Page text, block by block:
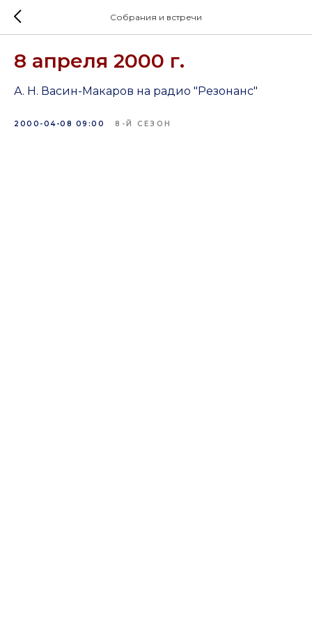
Собрания и встречи
8 апреля 2000 г.
А. Н. Васин-Макаров на радио "Резонанс"
2000-04-08 09:00 8-Й СЕЗОН